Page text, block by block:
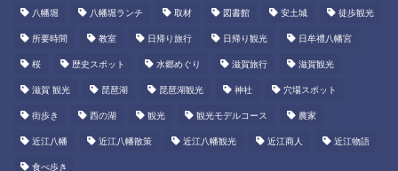
八幡堀 八幡堀ランチ 取材 図書館 安土城 徒歩観光
所要時間 教室 日帰り旅行 日帰り観光 日牟禮八幡宮
桜 歴史スポット 水郷めぐり 滋賀旅行 滋賀観光
滋賀 観光 琵琶湖 琵琶湖観光 神社 穴場スポット
街歩き 西の湖 観光 観光モデルコース 農家
近江八幡 近江八幡散策 近江八幡観光 近江商人 近江物語
食べ歩き